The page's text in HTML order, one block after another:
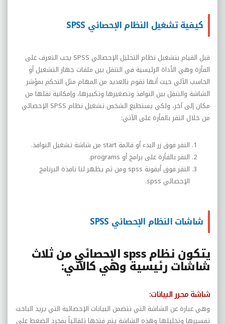
كيفية تشغيل النظام الإحصائي SPSS
قبل القيام بتشغيل نظام التحليل الإحصائي SPSS يحب التعرف على
الفأرة وهي الأداة الرئيسية في التنقل بين ملفات جهاز التشغيل أو
الحاسب الآلي حيث أنها تقوم بالعديد من المهام مثل التحكم بمؤشر
الشاشة والتنقل بين النوافذ وتصغيرها وتكبيرها، وإمكانية نقلها من
مكان إلى آخر، ولكي يستطيع الشخص تشغيل نظام SPSS الإحصائي
من خلال النقر بالفأرة على الآتي:
النقر فوق زر البدء أو قائمة start من شاشة تشغيل النوافذ.
النقر بالفأرة على برامج أو programs
.
النقر فوق أيقونة spss ومن ثم يظهر لنا نافذة البرنامج
الإحصائي spss
.
شاشات النظام الإحصائي SPSS
يتكون نظامspssالإحصائي من ثلاث
شاشات رئيسية وهي كالآتي:
شاشة محرر البيانات:
وهي عبارة عن الشاشة التي تتضمن البيانات الإحصائية التي يريد الباحث
تفسيرها وتحليلها وهذه الشاشة يتم فتحها تلقائياً بمجرد الضغط على